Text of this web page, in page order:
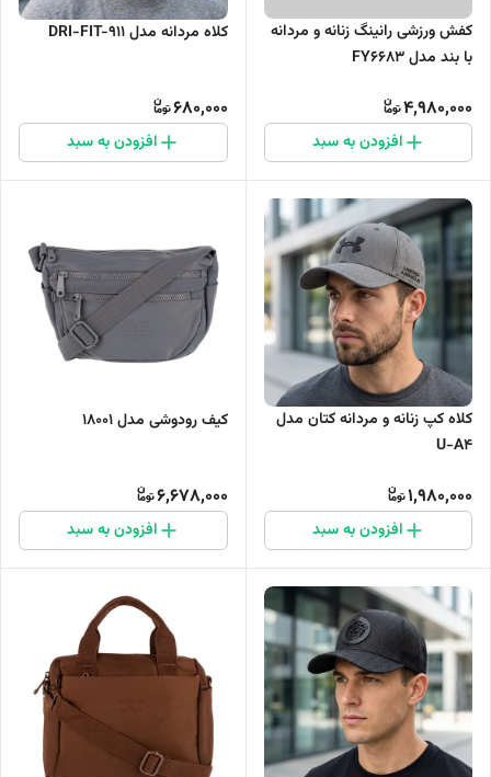
کفش ورزشی رانینگ زنانه و مردانه
با بند مدل FY6683
4,980,000
افزودن به سبد
کلاه مردانه مدل DRI-FIT-911
680,000
افزودن به سبد
کلاه کپ زنانه و مردانه کتان مدل
U-A4
1,980,000
افزودن به سبد
کیف رودوشی مدل 18001
6,678,000
افزودن به سبد